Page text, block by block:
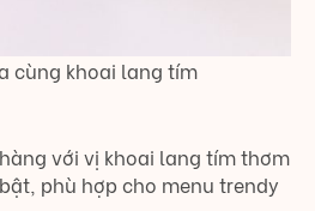
cùng khoai lang tím
với vị khoai lang tím thơm
phù hợp cho menu trendy